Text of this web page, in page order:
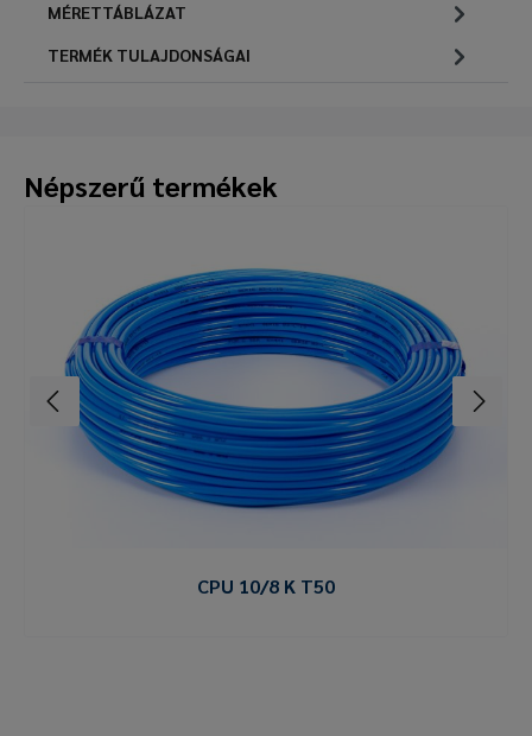
MÉRETTÁBLÁZAT
TERMÉK TULAJDONSÁGAI
Népszerű termékek
CPU 10/8 K T50